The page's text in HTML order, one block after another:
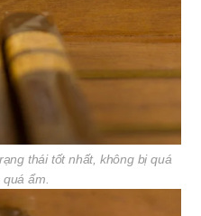
thái tốt nhất, không bị quá
quá ẩm.